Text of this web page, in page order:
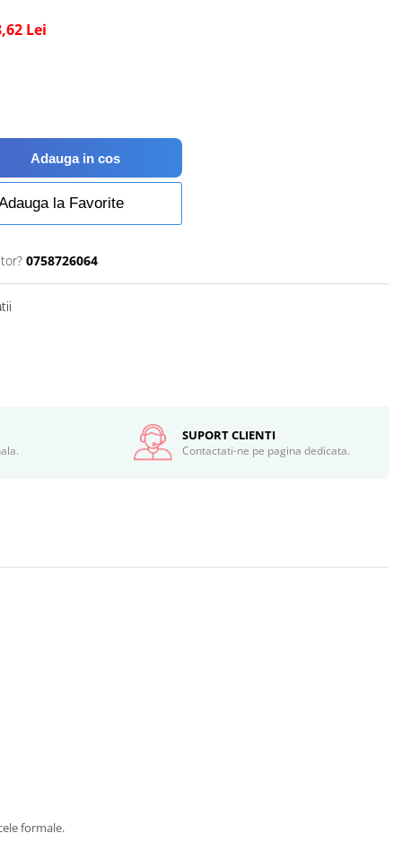
Lei
Adauga in cos
la Favorite
0758726064
SUPORT CLIENTI
Contactati-ne pe pagina dedicata.
formale.